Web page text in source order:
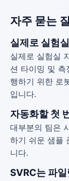
자주 묻는
실제로 실험
실제로 실험실
션 타이밍 및 측
행하기 위한 로
입니다.
자동화할 첫
대부분의 팀은
하기 쉬운 샘플
니다.
SVRC는 파